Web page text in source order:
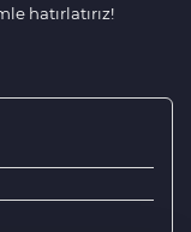
hatırlatırız!